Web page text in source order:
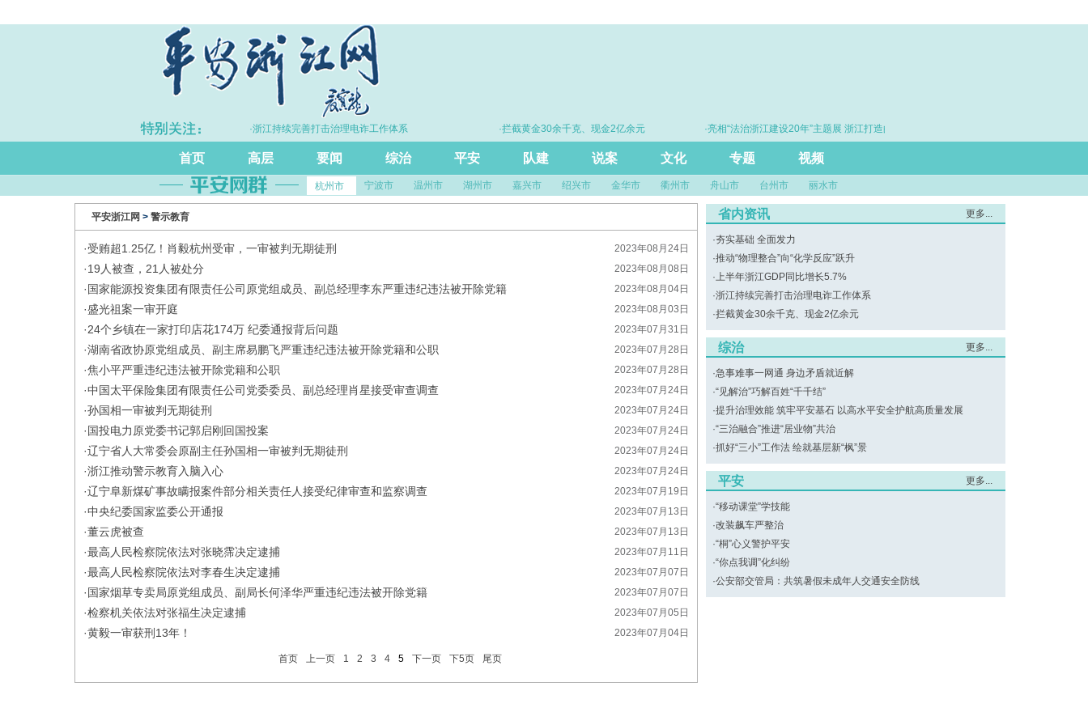
·上半年浙江GDP同比增长5.7% ·浙江持续完善打击治理电诈工作体系 ·拦截黄金30余千克、现金2亿余元
·亮相“法治浙江建设20年”主题展 浙江打造的这把“标
首页 高层 要闻 综治 平安 队建 说案 文化 专题 视频
杭州市 宁波市 温州市 湖州市 嘉兴市 绍兴市 金华市 衢州市 舟山市 台州市 丽水市
平安浙江网 > 警示教育
2023年08月24日
·受贿超1.25亿！肖毅杭州受审，一审被判无期徒刑
2023年08月08日
·19人被查，21人被处分
2023年08月04日
· 国家能源投资集团有限责任公司原党组成员、副总经理李东严重违纪违法被开除党籍
2023年08月03日
·盛光祖案一审开庭
2023年07月31日
·24个乡镇在一家打印店花174万 纪委通报背后问题
2023年07月28日
·湖南省政协原党组成员、副主席易鹏飞严重违纪违法被开除党籍和公职
2023年07月28日
·焦小平严重违纪违法被开除党籍和公职
2023年07月24日
·中国太平保险集团有限责任公司党委委员、副总经理肖星接受审查调查
2023年07月24日
·孙国相一审被判无期徒刑
2023年07月24日
· 国投电力原党委书记郭启刚回国投案
2023年07月24日
·辽宁省人大常委会原副主任孙国相一审被判无期徒刑
2023年07月24日
·浙江推动警示教育入脑入心
2023年07月19日
·辽宁阜新煤矿事故瞒报案件部分相关责任人接受纪律审查和监察调查
2023年07月13日
·中央纪委国家监委公开通报
2023年07月13日
·董云虎被查
2023年07月11日
·最高人民检察院依法对张晓霈决定逮捕
2023年07月07日
·最高人民检察院依法对李春生决定逮捕
2023年07月07日
· 国家烟草专卖局原党组成员、副局长何泽华严重违纪违法被开除党籍
2023年07月05日
·检察机关依法对张福生决定逮捕
2023年07月04日
·黄毅一审获刑13年！
首页 上一页 1 2 3 4 5 下一页 下5页 尾页
省内资讯 更多...
·夯实基础 全面发力
·推动“物理整合”向“化学反应”跃升
·上半年浙江GDP同比增长5.7%
·浙江持续完善打击治理电诈工作体系
·拦截黄金30余千克、现金2亿余元
综治 更多...
·急事难事一网通 身边矛盾就近解
·“见解治”巧解百姓“千千结”
·提升治理效能 筑牢平安基石 以高水平安全护航高质量发展
·“三治融合”推进“居业物”共治
·抓好“三小”工作法 绘就基层新“枫”景
平安 更多...
·“移动课堂”学技能
·改装飙车严整治
·“桐”心义警护平安
·“你点我调”化纠纷
·公安部交管局：共筑暑假未成年人交通安全防线